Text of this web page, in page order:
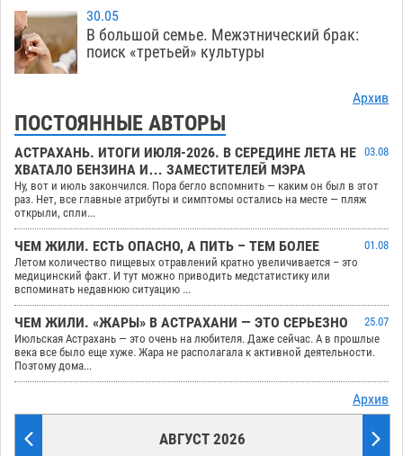
30.05
В большой семье. Межэтнический брак:
поиск «третьей» культуры
Архив
ПОСТОЯННЫЕ АВТОРЫ
АСТРАХАНЬ. ИТОГИ ИЮЛЯ-2026. В СЕРЕДИНЕ ЛЕТА НЕ
ХВАТАЛО БЕНЗИНА И… ЗАМЕСТИТЕЛЕЙ МЭРА
03.08
Ну, вот и июль закончился. Пора бегло вспомнить — каким он был в этот
раз. Нет, все главные атрибуты и симптомы остались на месте — пляж
открыли, спли...
ЧЕМ ЖИЛИ. ЕСТЬ ОПАСНО, А ПИТЬ – ТЕМ БОЛЕЕ
01.08
Летом количество пищевых отравлений кратно увеличивается – это
медицинский факт. И тут можно приводить медстатистику или
вспоминать недавнюю ситуацию ...
ЧЕМ ЖИЛИ. «ЖАРЫ» В АСТРАХАНИ — ЭТО СЕРЬЕЗНО
25.07
Июльская Астрахань — это очень на любителя. Даже сейчас. А в прошлые
века все было еще хуже. Жара не располагала к активной деятельности.
Поэтому дома...
Архив
АВГУСТ 2026